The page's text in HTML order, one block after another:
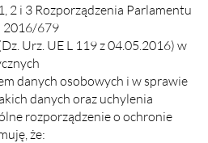
2 i 3 Rozporządzenia Parlamentu
2016/679
Urz. UE L 119 z 04.05.2016) w
danych osobowych i w sprawie
danych oraz uchylenia
rozporządzenie o ochronie
że: